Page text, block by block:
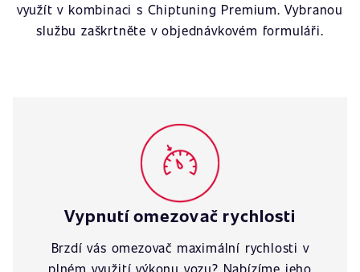
využít v kombinaci s Chiptuning Premium. Vybranou
službu zaškrtněte v objednávkovém formuláři.
Vypnutí omezovač rychlosti
Brzdí vás omezovač maximální rychlosti v
plném využití výkonu vozu? Nabízíme jeho